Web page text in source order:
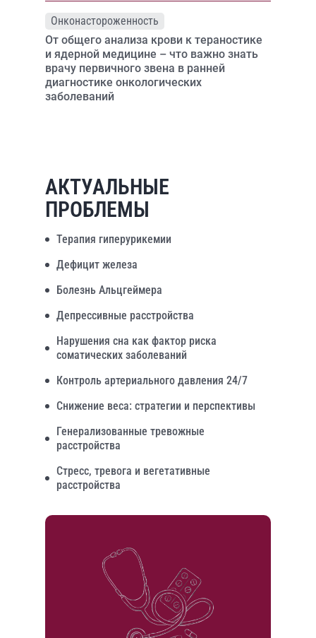
Онконастороженность
От общего анализа крови к тераностике
и ядерной медицине – что важно знать
врачу первичного звена в ранней
диагностике онкологических
заболеваний
АКТУАЛЬНЫЕ
ПРОБЛЕМЫ
Терапия гиперурикемии
Дефицит железа
Болезнь Альцгеймера
Депрессивные расстройства
Нарушения сна как фактор риска
соматических заболеваний
Контроль артериального давления 24/7
Снижение веса: стратегии и перспективы
Генерализованные тревожные
расстройства
Стресс, тревога и вегетативные
расстройства